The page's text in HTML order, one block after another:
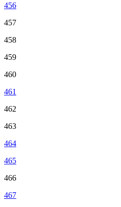
456
457
458
459
460
461
462
463
464
465
466
467